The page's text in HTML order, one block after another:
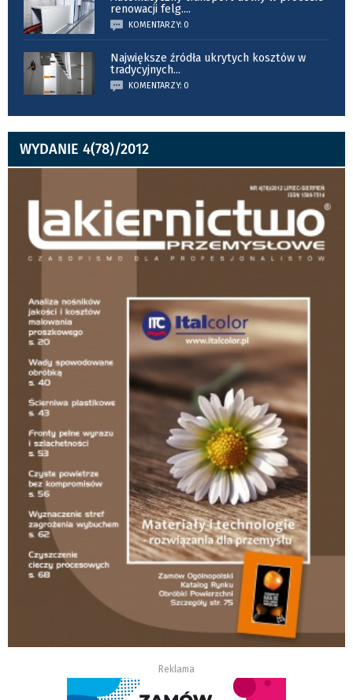
renowacji felg....
KOMENTARZY: 0
Największe źródła ukrytych kosztów w
tradycyjnych...
KOMENTARZY: 0
WYDANIE 4(78)/2012
Reklama